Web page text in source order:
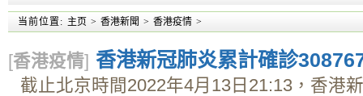
当前位置: 主页 > 香港新聞 > 香港疫情 >
[香港疫情] 香港新冠肺炎累計確診
截止北京時間2022年4月13日21:13，香港